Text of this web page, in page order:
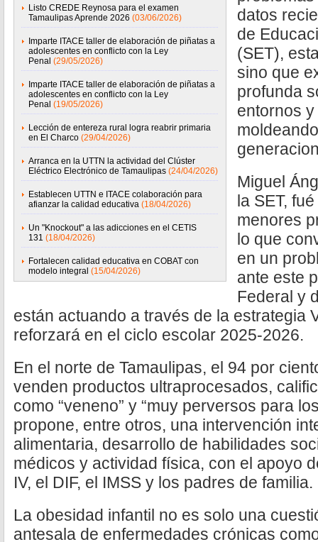
Listo CREDE Reynosa para el examen
Tamaulipas Aprende 2026 (03/06/2026)
Imparte ITACE taller de elaboración de piñatas a
adolescentes en conflicto con la Ley
Penal (29/05/2026)
Imparte ITACE taller de elaboración de piñatas a
adolescentes en conflicto con la Ley
Penal (19/05/2026)
Lección de entereza rural logra reabrir primaria
en El Charco (29/04/2026)
Arranca en la UTTN la actividad del Clúster
Eléctrico Electrónico de Tamaulipas (24/04/2026)
Establecen UTTN e ITACE colaboración para
afianzar la calidad educativa (18/04/2026)
Un "Knockout" a las adicciones en el CETIS
131 (18/04/2026)
Fortalecen calidad educativa en COBAT con
modelo integral (15/04/2026)
datos
de
(SET),
sino que
profunda
entornos
Miguel
la SET,
menores
lo que
en un
ante este
Federal y
están actuando a través de la estrategia
reforzará en el ciclo escolar 2025-2026.
En el norte de Tamaulipas, el 94 por
venden productos ultraprocesados,
como “veneno” y “muy perversos para
propone, entre otros, una intervención
alimentaria, desarrollo de habilidades
médicos y actividad física, con el apoyo
IV, el DIF, el IMSS y los padres de familia.
La obesidad infantil no es solo una
antesala de enfermedades crónicas